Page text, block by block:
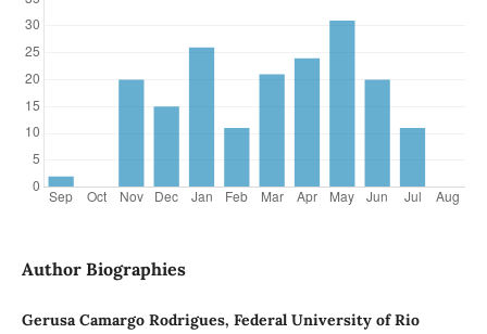
Author Biographies
Gerusa Camargo Rodrigues, Federal University of Rio